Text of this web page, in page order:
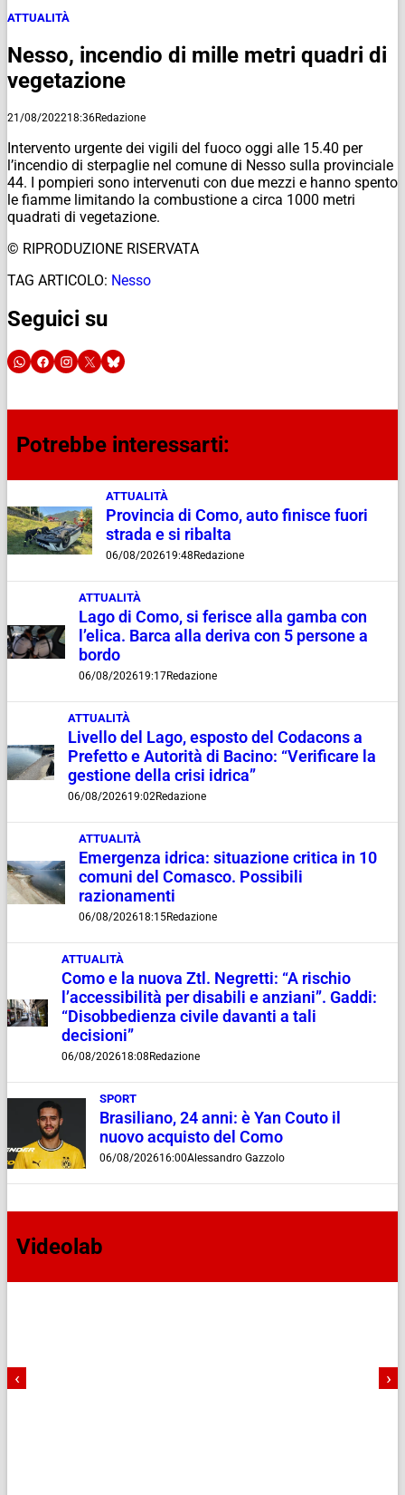
ATTUALITÀ
Nesso, incendio di mille metri quadri di
vegetazione
21/08/202218:36Redazione
Intervento urgente dei vigili del fuoco oggi alle 15.40 per
l’incendio di sterpaglie nel comune di Nesso sulla provinciale
44. I pompieri sono intervenuti con due mezzi e hanno spento
le fiamme limitando la combustione a circa 1000 metri
quadrati di vegetazione.
© RIPRODUZIONE RISERVATA
TAG ARTICOLO: Nesso
Seguici su
Potrebbe interessarti:
ATTUALITÀ
Provincia di Como, auto finisce fuori
strada e si ribalta
06/08/202619:48 Redazione
ATTUALITÀ
Lago di Como, si ferisce alla gamba con
l’elica. Barca alla deriva con 5 persone a
bordo
06/08/202619:17Redazione
ATTUALITÀ
Livello del Lago, esposto del Codacons a
Prefetto e Autorità di Bacino: “Verificare la
gestione della crisi idrica”
06/08/202619:02Redazione
ATTUALITÀ
Emergenza idrica: situazione critica in 10
comuni del Comasco. Possibili
razionamenti
06/08/202618:15Redazione
ATTUALITÀ
Como e la nuova Ztl. Negretti: “A rischio
l’accessibilità per disabili e anziani”. Gaddi:
“Disobbedienza civile davanti a tali
decisioni”
06/08/202618:08 Redazione
SPORT
Brasiliano, 24 anni: è Yan Couto il
nuovo acquisto del Como
06/08/202616:00Alessandro Gazzolo
Videolab
‹ ›